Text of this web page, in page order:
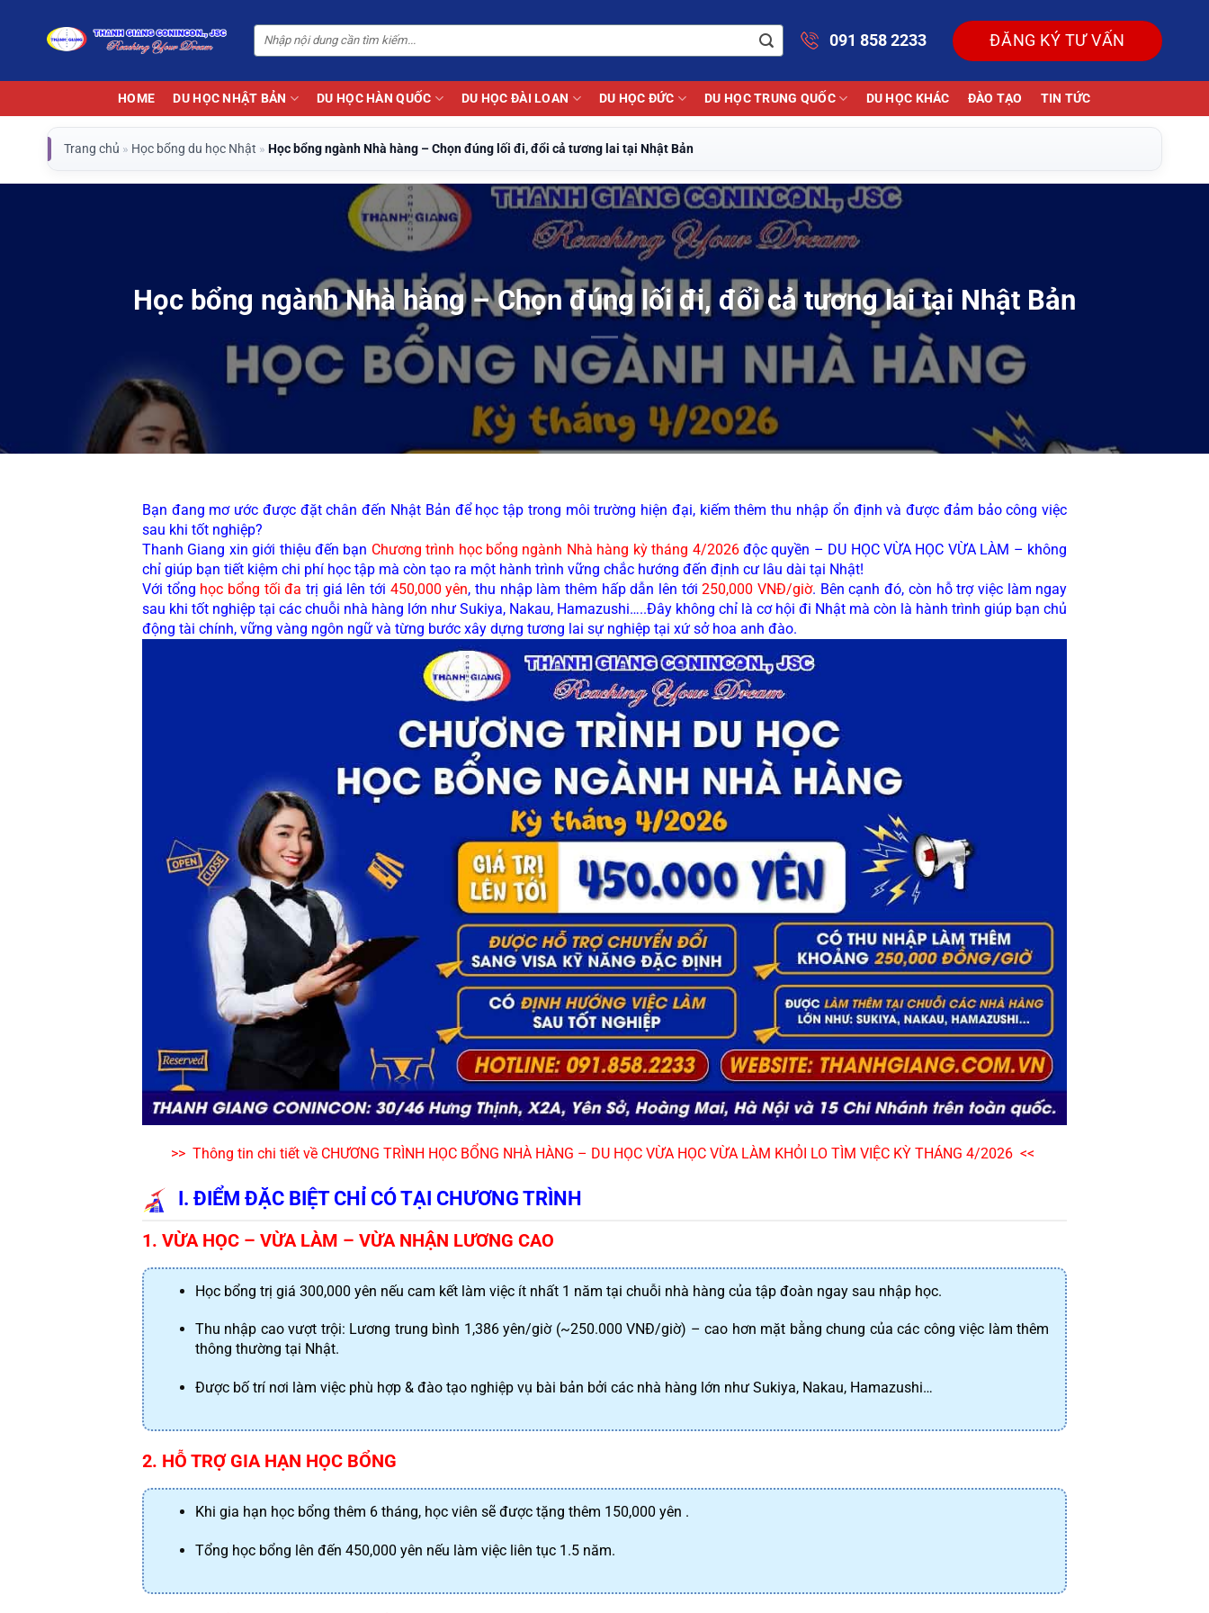
dung
091 858 2233 ĐĂNG KÝ TƯ VẤN
HOME DU HỌC NHẬT BẢN DU HỌC HÀN QUỐC DU HỌC ĐÀI LOAN DU HỌC ĐỨC DU HỌC TRUNG QUỐC DU HỌC KHÁC ĐÀO TẠO TIN TỨC
Trang chủ » Học bổng du học Nhật » Học bổng ngành Nhà hàng – Chọn đúng lối đi, đổi cả tương lai tại Nhật Bản
Học bổng ngành Nhà hàng – Chọn đúng lối đi, đổi cả tương lai tại Nhật Bản
Bạn đang mơ ước được đặt chân đến Nhật Bản để học tập trong môi trường hiện đại, kiếm thêm thu nhập ổn định và được đảm bảo công việc
sau khi tốt nghiệp?
Thanh Giang xin giới thiệu đến bạn Chương trình học bổng ngành Nhà hàng kỳ tháng 4/2026 độc quyền – DU HỌC VỪA HỌC VỪA LÀM – không
chỉ giúp bạn tiết kiệm chi phí học tập mà còn tạo ra một hành trình vững chắc hướng đến định cư lâu dài tại Nhật!
Với tổng học bổng tối đa trị giá lên tới 450,000 yên, thu nhập làm thêm hấp dẫn lên tới 250,000 VNĐ/giờ. Bên cạnh đó, còn hỗ trợ việc làm ngay
sau khi tốt nghiệp tại các chuỗi nhà hàng lớn như Sukiya, Nakau, Hamazushi…..Đây không chỉ là cơ hội đi Nhật mà còn là hành trình giúp bạn chủ
động tài chính, vững vàng ngôn ngữ và từng bước xây dựng tương lai sự nghiệp tại xứ sở hoa anh đào.
>>  Thông tin chi tiết về CHƯƠNG TRÌNH HỌC BỔNG NHÀ HÀNG – DU HỌC VỪA HỌC VỪA LÀM KHỎI LO TÌM VIỆC KỲ THÁNG 4/2026  <<
I. ĐIỂM ĐẶC BIỆT CHỈ CÓ TẠI CHƯƠNG TRÌNH
1. VỪA HỌC – VỪA LÀM – VỪA NHẬN LƯƠNG CAO
Học bổng trị giá 300,000 yên nếu cam kết làm việc ít nhất 1 năm tại chuỗi nhà hàng của tập đoàn ngay sau nhập học.
Thu nhập cao vượt trội: Lương trung bình 1,386 yên/giờ (~250.000 VNĐ/giờ) – cao hơn mặt bằng chung của các công việc làm thêm
thông thường tại Nhật.
Được bố trí nơi làm việc phù hợp & đào tạo nghiệp vụ bài bản bởi các nhà hàng lớn như Sukiya, Nakau, Hamazushi…
2. HỖ TRỢ GIA HẠN HỌC BỔNG
Khi gia hạn học bổng thêm 6 tháng, học viên sẽ được tặng thêm 150,000 yên .
Tổng học bổng lên đến 450,000 yên nếu làm việc liên tục 1.5 năm.